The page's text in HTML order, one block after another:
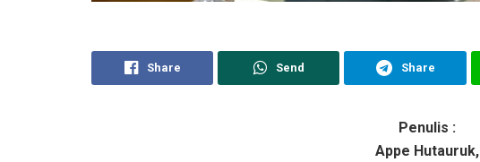
Share Send Share
Penulis :
Appe Hutauruk,